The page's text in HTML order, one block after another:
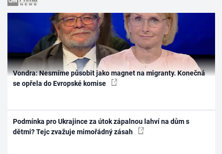
Vondra: Nesmíme působit jako magnet na migranty. Konečná
se opřela do Evropské komise
Podmínka pro Ukrajince za útok zápalnou lahví na dům s
dětmi? Tejc zvažuje mimořádný zásah